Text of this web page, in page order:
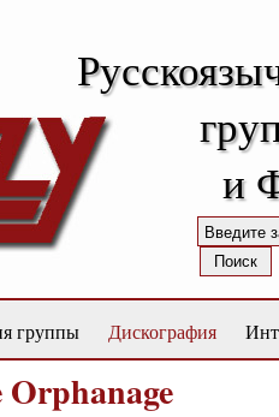
и
группы Дискография
Orphanage